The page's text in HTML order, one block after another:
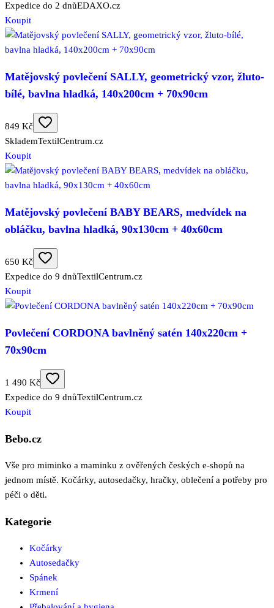
Expedice do 2 dnůEDAXO.cz
Koupit
Matějovský povlečení SALLY, geometrický vzor, žluto-
bílé, bavlna hladká, 140x200cm + 70x90cm
849 Kč
SklademTextilCentrum.cz
Koupit
Matějovský povlečení BABY BEARS, medvídek na
obláčku, bavlna hladká, 90x130cm + 40x60cm
650 Kč
Expedice do 9 dnůTextilCentrum.cz
Koupit
Povlečení CORDONA bavlněný satén 140x220cm +
70x90cm
1 490 Kč
Expedice do 9 dnůTextilCentrum.cz
Koupit
Bebo.cz
Vše pro miminko a maminku z ověřených českých e-shopů na
jednom místě. Kočárky, autosedačky, hračky, oblečení a potřeby pro
péči o děti.
Kategorie
Kočárky
Autosedačky
Spánek
Krmení